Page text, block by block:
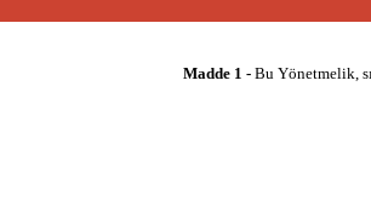
Madde 1 -Bu Yönetmelik,